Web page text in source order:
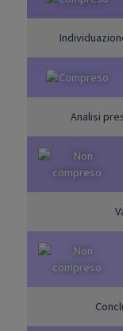
Analisi